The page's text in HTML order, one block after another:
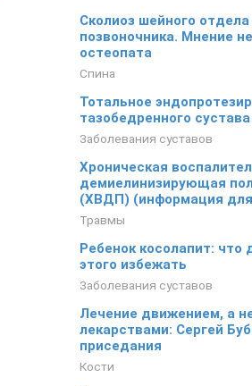
Сколиоз шейного отдела
позвоночника. Мнение
остеопата
Спина
Тотальное
тазобедренного сустава
Заболевания суставов
Хроническая
демиелинизирующая
(ХВДП) (информация
Травмы
Ребенок косолапит: что
этого избежать
Заболевания суставов
Лечение движением, а
лекарствами: Сергей
приседания
Кости